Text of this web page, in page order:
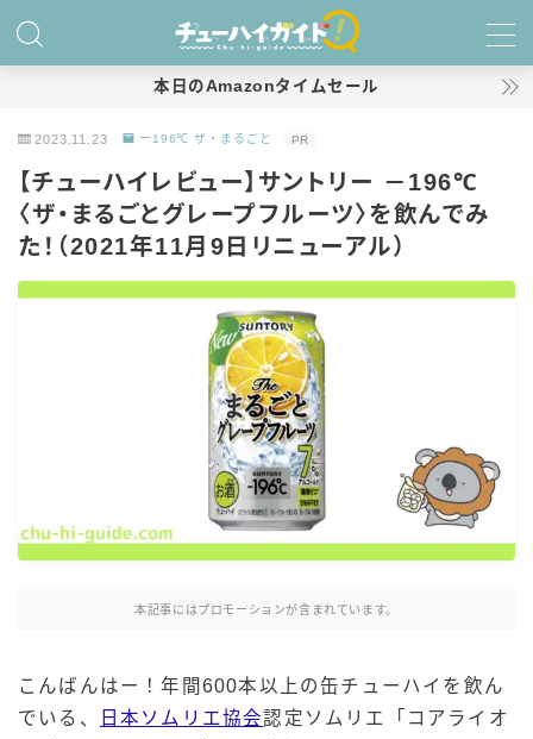
特集！
氷結 ストロング
麒麟特製サワー
麒麟 発酵サワー
サントリー
本日のAmazonタイムセール
2023.11.23 ー196℃ ザ・まるごと PR
【チューハイレビュー】サントリー －196℃
〈ザ・まるごとグレープフルーツ〉を飲んでみ
た！（2021年11月9日リニューアル）
本記事にはプロモーションが含まれています。
こんばんはー！年間600本以上の缶チューハイを飲ん
でいる、
日本ソムリエ協会認定ソムリエ「コアライオ